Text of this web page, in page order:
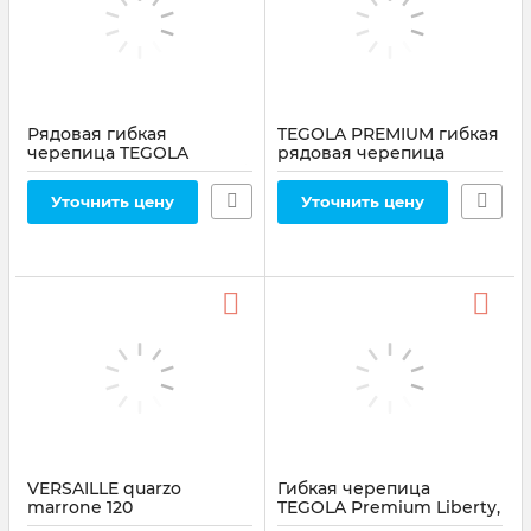
Рядовая гибкая
черепица TEGOLA
Premium Versaille, 3.05 м²
Уточнить цену
TEGOLA PREMIUM гибкая
рядовая черепица
коллекция VERSAILLE
Уточнить цену
VERSAILLE quarzo
marrone 120
Гибкая черепица
TEGOLA Premium Liberty,
3.05 м² Vite Rossa 415